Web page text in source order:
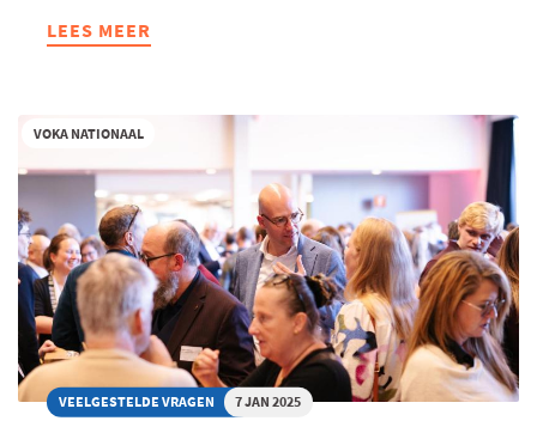
LEES MEER
ABOUT
AAN…
EVELIEN
KENIS
(BRANDSTOFFEN
KENIS)
VOKA NATIONAAL
VEELGESTELDE VRAGEN 7 JAN 2025